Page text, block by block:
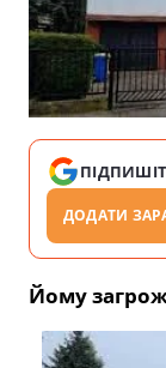
ДОДАТИ
Йому